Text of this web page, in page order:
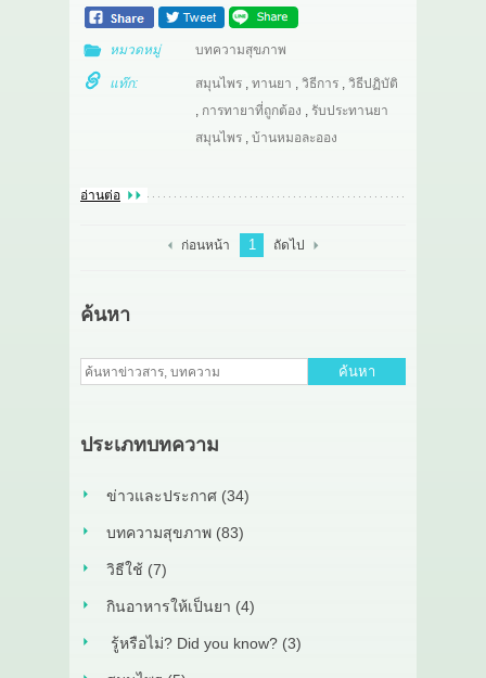
หมวดหมู่ บทความสุขภาพ
แท๊ก: สมุนไพร, ทานยา , วิธีการ, วิธีปฏิบัติ
, การทายาที่ถูกต้อง , รับประทานยา
สมุนไพร, บ้านหมอละออง
อ่านต่อ
ก่อนหน้า 1 ถัดไป
ค้นหา
ค้นหา
ประเภทบทความ
ข่าวและประกาศ (34)
บทความสุขภาพ (83)
วิธีใช้ (7)
กินอาหารให้เป็นยา (4)
รู้หรือไม่? Did you know? (3)